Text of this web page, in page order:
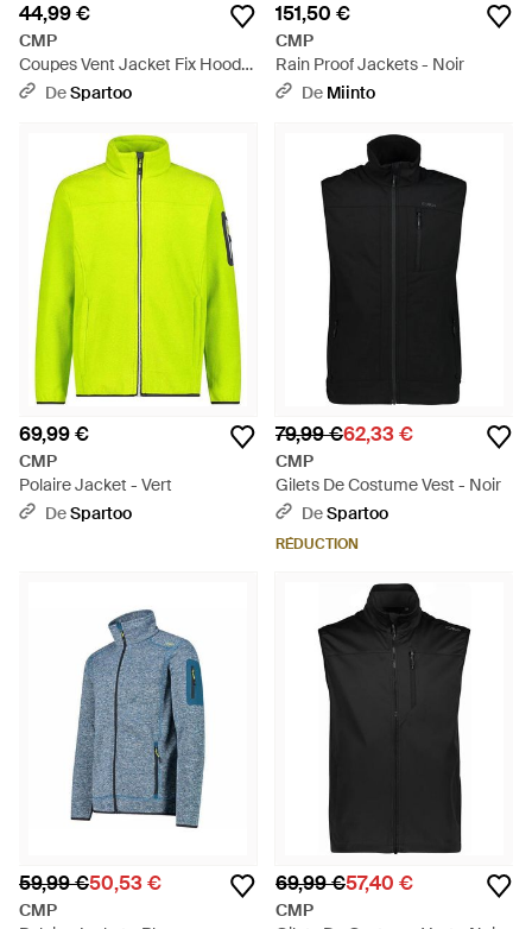
44,99 €
CMP
Coupes Vent Jacket Fix Hood
Az - Bleu
DeSpartoo
151,50 €
CMP
Rain Proof Jackets - Noir
De Miinto
69,99 €
CMP
Polaire Jacket - Vert
DeSpartoo
79,99 €62,33 €
CMP
Gilets De Costume Vest - Noir
DeSpartoo
RÉDUCTION
59,99 €50,53 €
CMP
69,99 €57,40 €
CMP